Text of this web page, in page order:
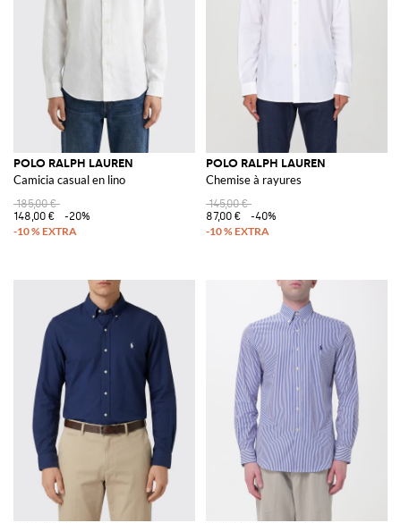
POLO RALPH LAUREN
Camicia casual en lino
185,00 €
148,00 €
-20%
POLO RALPH LAUREN
Chemise à rayures
145,00 €
87,00 €
-40%